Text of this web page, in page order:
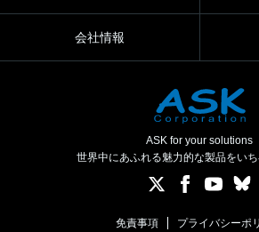
会社情報
ASK for your solutions
世界中にあふれる魅力的な製品をい
免責事項 プライバシーポ